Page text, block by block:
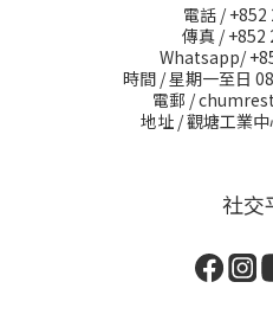
電話 / +852
傳真 / +852
Whatsapp/
時間 / 星期一至日
電郵 /
地址 / 觀塘工業
社交